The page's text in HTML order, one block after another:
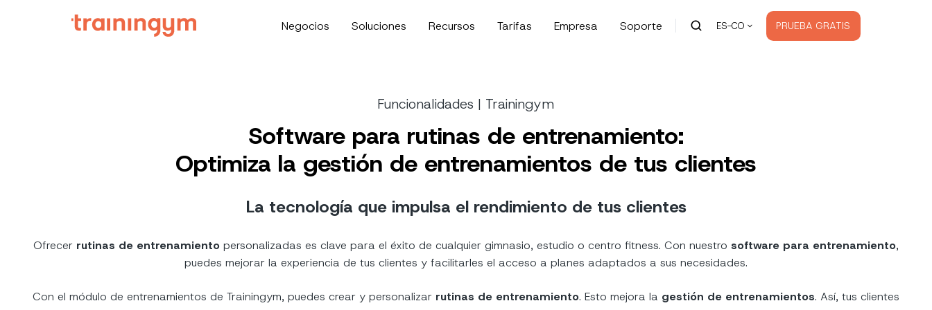
Negocios Soluciones Recursos Tarifas Empresa Soporte ES-CO PRUEBA GRATIS
Funcionalidades | Trainingym
Software para rutinas de entrenamiento:
Optimiza la gestión de entrenamientos de tus clientes
La tecnología que impulsa el rendimiento de tus clientes
Ofrecer rutinas de entrenamiento personalizadas es clave para el éxito de cualquier gimnasio, estudio o centro fitness. Con nuestro software para entrenamiento,
puedes mejorar la experiencia de tus clientes y facilitarles el acceso a planes adaptados a sus necesidades.
Con el módulo de entrenamientos de Trainingym, puedes crear y personalizar rutinas de entrenamiento. Esto mejora la gestión de entrenamientos. Así, tus clientes